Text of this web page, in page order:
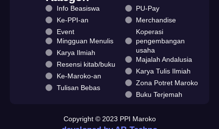
Info Beasiswa
Ke-PPI-an
Event
Mingguan Menulis
Karya Ilmiah
Resensi kitab/buku
Ke-Maroko-an
Tulisan Bebas
PU-Pay
Merchandise
Koperasi
pengembangan
usaha
Majalah Andalusia
Karya Tulis Ilmiah
Zona Potret Maroko
Buku Terjemah
Copyright © 2023 PPI Maroko